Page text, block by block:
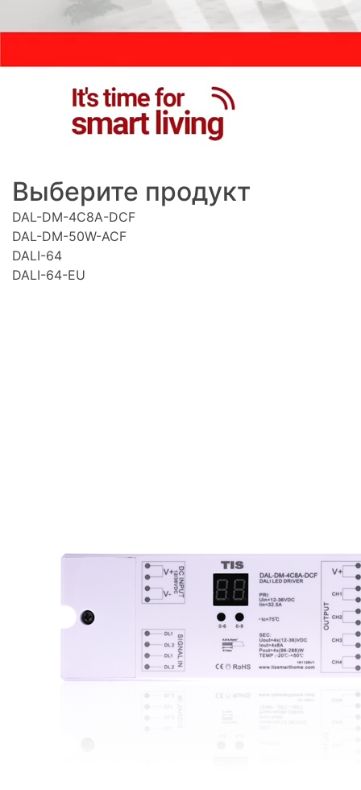
Выберите продукт
DAL-DM-4C8A-DCF
DAL-DM-50W-ACF
DALI-64
DALI-64-EU